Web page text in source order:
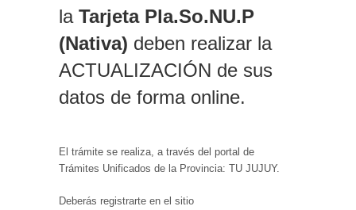
la Tarjeta Pla.So.NU.P
(Nativa) deben realizar la
ACTUALIZACIÓN de sus
datos de forma online.
El trámite se realiza, a través del portal de
Trámites Unificados de la Provincia: TU JUJUY.
Deberás registrarte en el sitio